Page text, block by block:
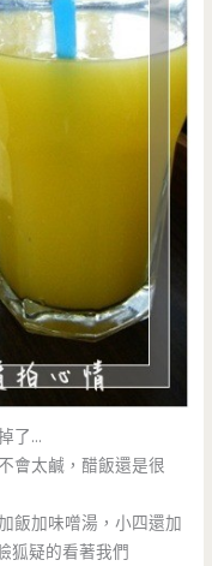
了…
會太鹹，醋飯還是很
飯加味噌湯，小四還加
狐疑的看著我們